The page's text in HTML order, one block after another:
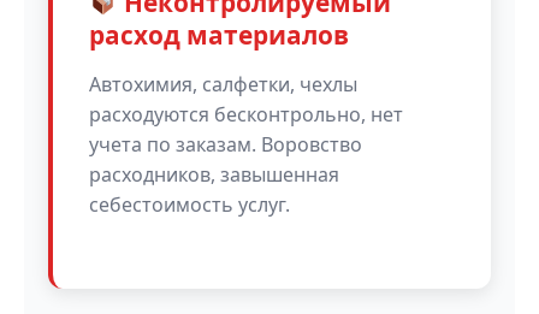
расход материалов
Автохимия, салфетки, чехлы
расходуются бесконтрольно, нет
учета по заказам. Воровство
расходников, завышенная
себестоимость услуг.